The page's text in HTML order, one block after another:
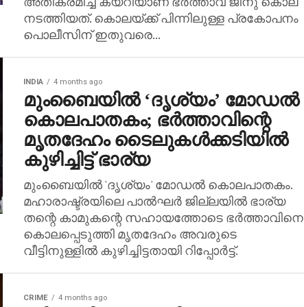
നടത്തിയത്. കൊലയ്ക്ക് പിന്നിലുള്ള പ്രകോപനം
പൊലീസിന് ഇതുവരെ...
INDIA 4 months ago
മുംബൈയില്‍ ‘ദൃശ്യം’ മോഡല്‍
കൊലപാതകം; ഭര്‍ത്താവിന്റെ
മൃതദേഹം ടൈലുകള്‍ക്കടിയില്‍
കുഴിച്ചിട്ട് ഭാര്യ
മുംബൈയില്‍ 'ദൃശ്യം' മോഡല്‍ കൊലപാതകം.
മഹാരാഷ്ട്രയിലെ പാല്‍ഘര്‍ ജില്ലയില്‍ ഭാര്യ
തന്റെ കാമുകന്റെ സഹായത്തോടെ ഭര്‍ത്താവിനെ
കൊലപ്പെടുത്തി മൃതദേഹം അവരുടെ
വീട്ടിനുള്ളില്‍ കുഴിച്ചിട്ടതായി റിപ്പോര്‍ട്ട്.
CRIME 4 months ago